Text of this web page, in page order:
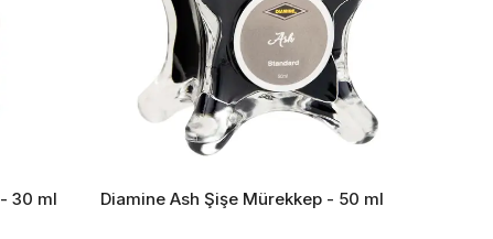
30 ml Diamine Ash Şişe Mürekkep - 50 ml